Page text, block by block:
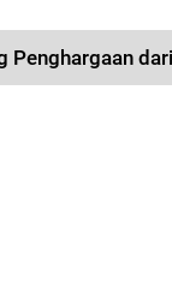
Penghargaan